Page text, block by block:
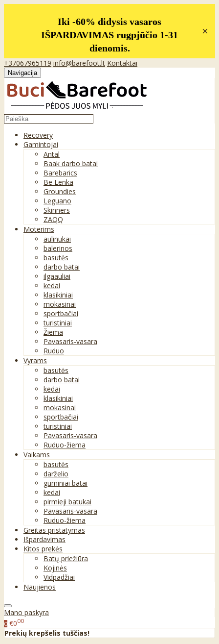
Iki -60% didysis vasaros
IŠPARDAVIMAS rugpjūčio 1-31
dienomis.
×
+37067965119 info@barefoot.lt Kontaktai
Navigacija
Recovery
Gamintojai
Antal
Baak darbo batai
Barebarics
Be Lenka
Groundies
Leguano
Skinners
ZAQQ
Moterims
aulinukai
balerinos
basutės
darbo batai
ilgaauliai
kedai
klasikiniai
mokasinai
sportbačiai
turistiniai
Žiema
Pavasaris-vasara
Ruduo
Vyrams
basutės
darbo batai
kedai
klasikiniai
mokasinai
sportbačiai
turistiniai
Pavasaris-vasara
Ruduo-žiema
Vaikams
basutės
darželio
guminiai batai
kedai
pirmieji batukai
Pavasaris-vasara
Ruduo-žiema
Greitas pristatymas
Išpardavimas
Kitos prekės
Batų priežiūra
Kojinės
Vidpadžiai
Naujienos
Mano paskyra
0 €000
Prekių krepšelis tuščias!